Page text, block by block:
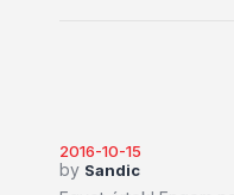
2016-10-15
by Sandic